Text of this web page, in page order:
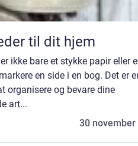
til dit hjem
ikke bare et stykke papir eller
en side i en bog. Det er
og bevare dine
art...
30 november